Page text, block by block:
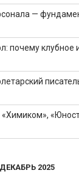
—
почему
ДЕКАБРЬ 2025